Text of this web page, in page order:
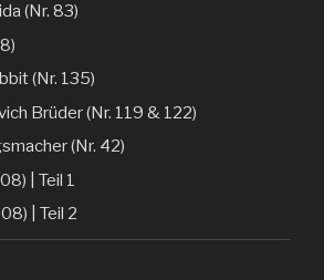
(Nr. 83)
(Nr. 135)
Brüder (Nr. 119 & 122)
(Nr. 42)
| Teil 1
| Teil 2